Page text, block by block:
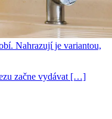
Nahrazují je variantou,
začne vydávat […]